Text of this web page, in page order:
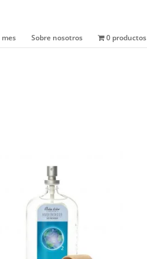
mes Sobre nosotros 0 productos